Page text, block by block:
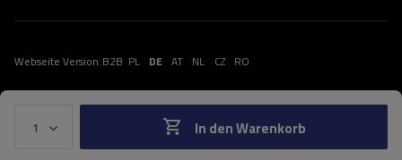
In den Warenkorb
Webseite Version:B2B PL DE AT NL CZ RO